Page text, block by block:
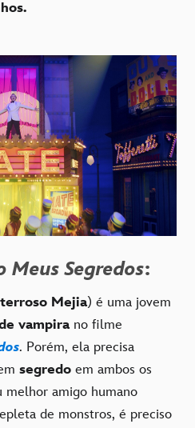
Meus Segredos:
Mejia) é uma jovem
vampirano filme
. Porém, ela precisa
segredo em ambos os
melhor amigo humano
de monstros, é preciso